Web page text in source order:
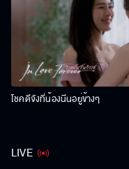
โชคดีจังที่น้องนีนอยู่ข้างๆ
LIVE